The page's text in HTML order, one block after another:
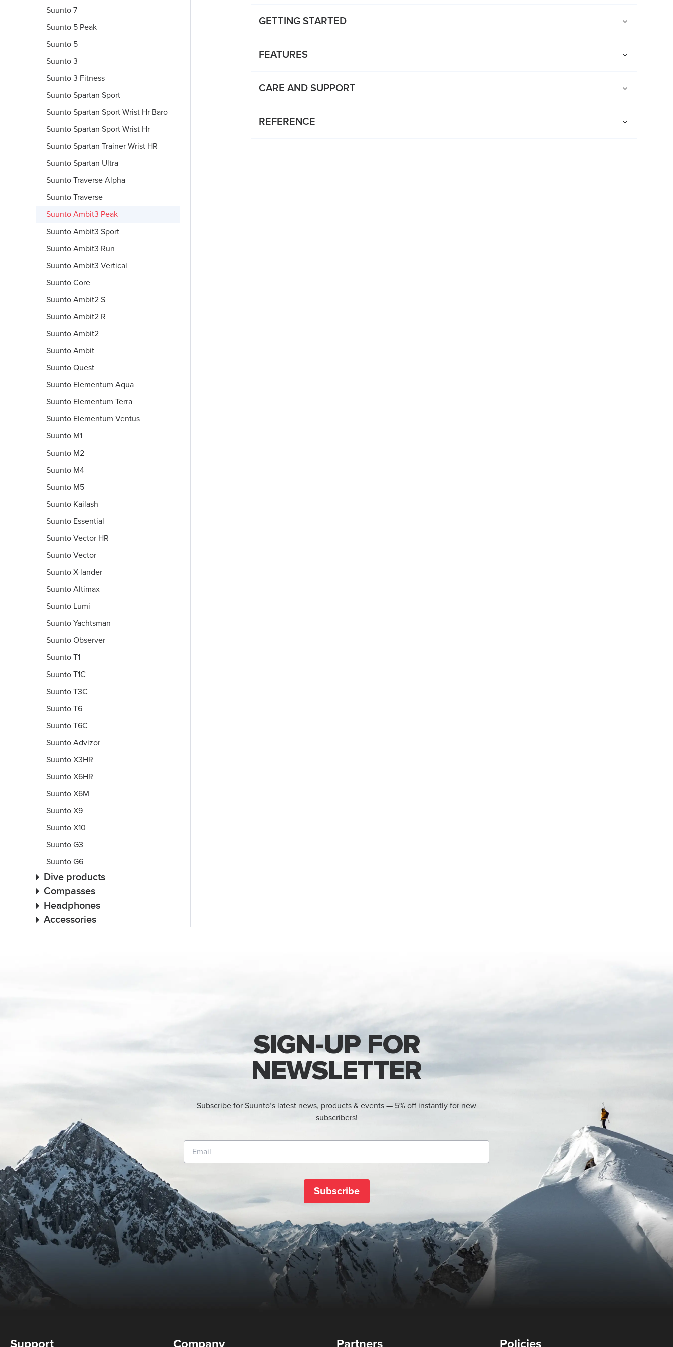
Suunto 7
Suunto 5 Peak
Suunto 5
Suunto 3
Suunto 3 Fitness
Suunto Spartan Sport
Suunto Spartan Sport Wrist Hr Baro
Suunto Spartan Sport Wrist Hr
Suunto Spartan Trainer Wrist HR
Suunto Spartan Ultra
Suunto Traverse Alpha
Suunto Traverse
Suunto Ambit3 Peak
Suunto Ambit3 Sport
Suunto Ambit3 Run
Suunto Ambit3 Vertical
Suunto Core
Suunto Ambit2 S
Suunto Ambit2 R
Suunto Ambit2
Suunto Ambit
Suunto Quest
Suunto Elementum Aqua
Suunto Elementum Terra
Suunto Elementum Ventus
Suunto M1
Suunto M2
Suunto M4
Suunto M5
Suunto Kailash
Suunto Essential
Suunto Vector HR
Suunto Vector
Suunto X-lander
Suunto Altimax
Suunto Lumi
Suunto Yachtsman
Suunto Observer
Suunto T1
Suunto T1C
Suunto T3C
Suunto T6
Suunto T6C
Suunto Advizor
Suunto X3HR
Suunto X6HR
Suunto X6M
Suunto X9
Suunto X10
Suunto G3
Suunto G6
Dive products
Compasses
Headphones
Accessories
GETTING STARTED
FEATURES
CARE AND SUPPORT
REFERENCE
SIGN-UP FOR
NEWSLETTER
Subscribe for Suunto’s latest news, products & events — 5% off instantly for new
subscribers!
Subscribe
Support Company Partners Policies